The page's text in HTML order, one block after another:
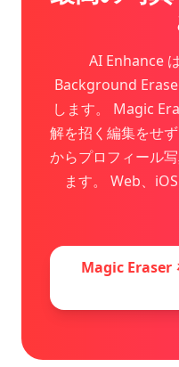
AI Enhance
Background
します。 Magic
解を招く編集をせ
からプロフィール
ます。 Web、
Magic Eraser